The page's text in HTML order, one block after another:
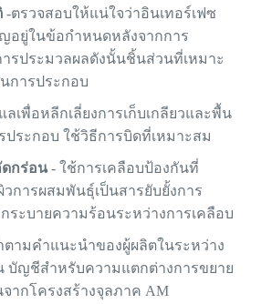
-ตรวจสอบให้แน่ใจว่าอินเทอร์เฟซ
อยู่ในข้อกำหนดหลังจากการ
รประมวลผลดังนั้นชิ้นส่วนที่เหมาะ
การประกอบ
ลเพื่อหลีกเลี่ยงการเก็บเกลียวและพื้น
ประกอบ ใช้วิธีการบิดที่เหมาะสม
ดกร่อน- ใช้การเคลือบป้องกันที่
การผสมพันธุ์เป็นสารยับยั้งการ
ระบายความร้อนระหว่างการเคลือบ
ามคำแนะนำของผู้ผลิตในระหว่าง
บัญชีสำหรับความแตกต่างการขยาย
ากโครงสร้างจุลภาค AM